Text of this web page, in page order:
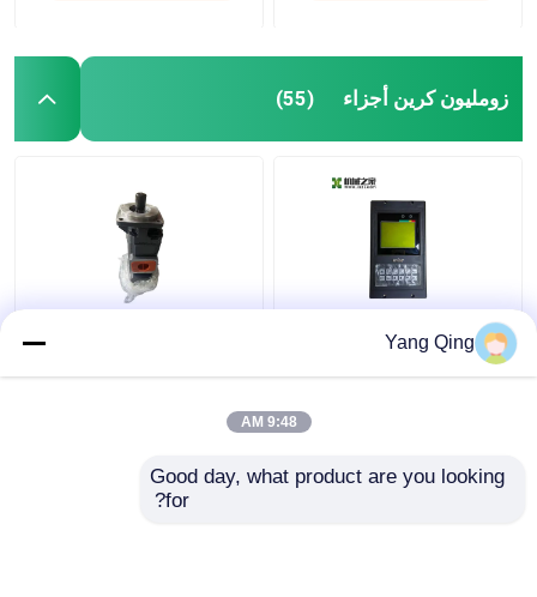
زومليون كرين أجزاء (55)
1021500369 أجزاء
رافعة الزومليون الكهربائية
عجلات 1127032003
Yang Qing
9:48 AM
Good day, what product are you looking
for?